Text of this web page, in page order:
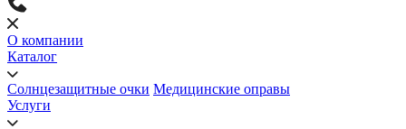
О компании
Каталог
Солнцезащитные очки Медицинские оправы
Услуги